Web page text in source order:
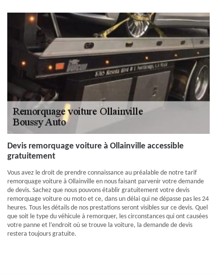
Devis remorquage voiture à Ollainville accessible
gratuitement
Vous avez le droit de prendre connaissance au préalable de notre tarif
remorquage voiture à Ollainville en nous faisant parvenir votre demande
de devis. Sachez que nous pouvons établir gratuitement votre devis
remorquage voiture ou moto et ce, dans un délai qui ne dépasse pas les 24
heures. Tous les détails de nos prestations seront visibles sur ce devis. Quel
que soit le type du véhicule à remorquer, les circonstances qui ont causées
votre panne et l’endroit où se trouve la voiture, la demande de devis
restera toujours gratuite.